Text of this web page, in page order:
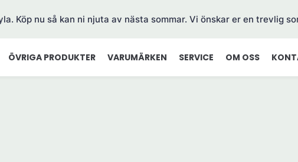
Köp nu så kan ni njuta av nästa sommar. Vi önskar er en trevlig
ÖVRIGA PRODUKTER VARUMÄRKEN SERVICE OM OSS